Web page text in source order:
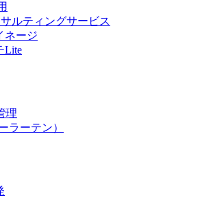
ルティングサービス
ネージ
Lite
理
ラーテン）